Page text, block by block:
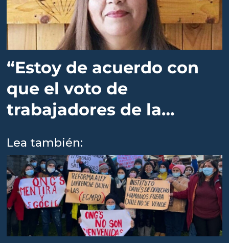
“Estoy de acuerdo con
que el voto de
trabajadores de la
determinante"
Lea también: